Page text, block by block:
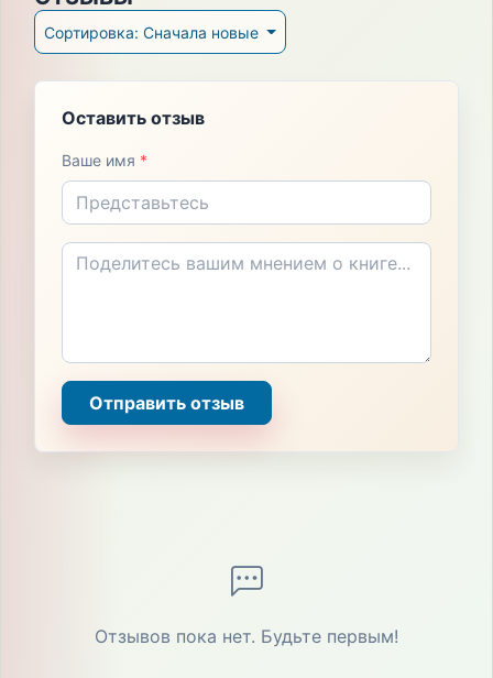
Сортировка: Сначала новые
Оставить отзыв
Ваше имя *
Отправить отзыв
Отзывов пока нет. Будьте первым!